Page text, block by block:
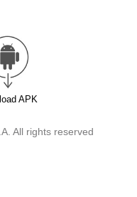
APK
All rights reserved